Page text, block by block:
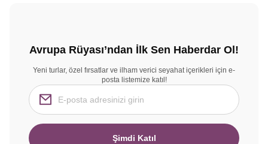
Avrupa Rüyası’ndan İlk Sen Haberdar Ol!
Yeni turlar, özel fırsatlar ve ilham verici seyahat içerikleri için e-
posta listemize katıl!
Şimdi Katıl